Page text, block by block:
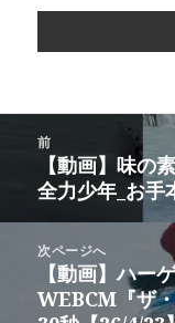
前
前
の
投
稿:
【動画】味
全力少年_お手
次ページへ
次
の
【動画】ハー
WEBCM『ザ